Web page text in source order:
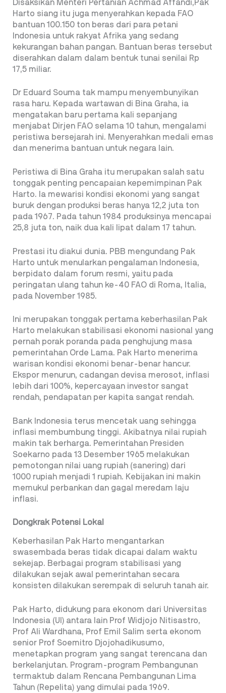
Disaksikan Menteri Pertanian Achmad Affandi,Pak
Harto siang itu juga menyerahkan kepada FAO
bantuan 100.150 ton beras dari para petani
Indonesia untuk rakyat Afrika yang sedang
kekurangan bahan pangan. Bantuan beras tersebut
diserahkan dalam dalam bentuk tunai senilai Rp
17,5 miliar.
Dr Eduard Souma tak mampu menyembunyikan
rasa haru. Kepada wartawan di Bina Graha, ia
mengatakan baru pertama kali sepanjang
menjabat Dirjen FAO selama 10 tahun, mengalami
peristiwa bersejarah ini. Menyerahkan medali emas
dan menerima bantuan untuk negara lain.
Peristiwa di Bina Graha itu merupakan salah satu
tonggak penting pencapaian kepemimpinan Pak
Harto. Ia mewarisi kondisi ekonomi yang sangat
buruk dengan produksi beras hanya 12,2 juta ton
pada 1967. Pada tahun 1984 produksinya mencapai
25,8 juta ton, naik dua kali lipat dalam 17 tahun.
Prestasi itu diakui dunia. PBB mengundang Pak
Harto untuk menularkan pengalaman Indonesia,
berpidato dalam forum resmi, yaitu pada
peringatan ulang tahun ke-40 FAO di Roma, Italia,
pada November 1985.
Ini merupakan tonggak pertama keberhasilan Pak
Harto melakukan stabilisasi ekonomi nasional yang
pernah porak poranda pada penghujung masa
pemerintahan Orde Lama. Pak Harto menerima
warisan kondisi ekonomi benar-benar hancur.
Ekspor menurun, cadangan devisa merosot, inflasi
lebih dari 100%, kepercayaan investor sangat
rendah, pendapatan per kapita sangat rendah.
Bank Indonesia terus mencetak uang sehingga
inflasi membumbung tinggi. Akibatnya nilai rupiah
makin tak berharga. Pemerintahan Presiden
Soekarno pada 13 Desember 1965 melakukan
pemotongan nilai uang rupiah (sanering) dari
1000 rupiah menjadi 1 rupiah. Kebijakan ini makin
memukul perbankan dan gagal meredam laju
inflasi.
Dongkrak Potensi Lokal
Keberhasilan Pak Harto mengantarkan
swasembada beras tidak dicapai dalam waktu
sekejap. Berbagai program stabilisasi yang
dilakukan sejak awal pemerintahan secara
konsisten dilakukan serempak di seluruh tanah air.
Pak Harto, didukung para ekonom dari Universitas
Indonesia (UI) antara lain Prof Widjojo Nitisastro,
Prof Ali Wardhana, Prof Emil Salim serta ekonom
senior Prof Soemitro Djojohadikusumo,
menetapkan program yang sangat terencana dan
berkelanjutan. Program-program Pembangunan
termaktub dalam Rencana Pembangunan Lima
Tahun (Repelita) yang dimulai pada 1969.